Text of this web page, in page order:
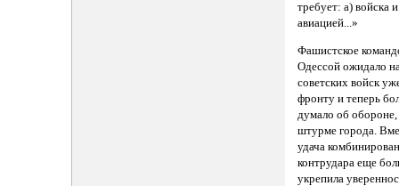
требует: а) войска
авиацией...»
Фашистское
Одессой ожидало
советских войск
фронту и теперь
думало об
штурме города.
удача
контрудара еще
укрепила